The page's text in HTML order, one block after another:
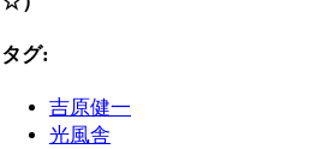
タグ:
吉原健一
光風舎